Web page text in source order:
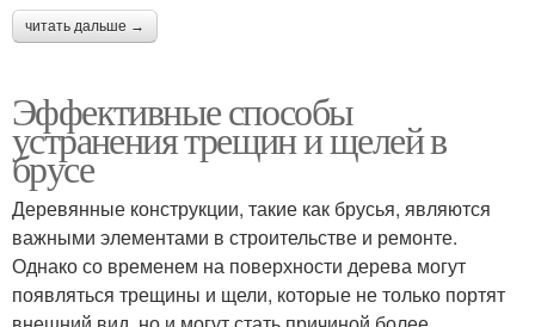
читать дальше →
Эффективные способы
устранения трещин и щелей в
брусе
Деревянные конструкции, такие как брусья, являются
важными элементами в строительстве и ремонте.
Однако со временем на поверхности дерева могут
появляться трещины и щели, которые не только портят